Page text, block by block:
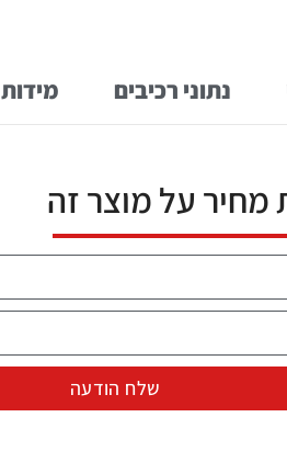
נתוני רכיבים מידות
מחיר על מוצר זה
שלח הודעה